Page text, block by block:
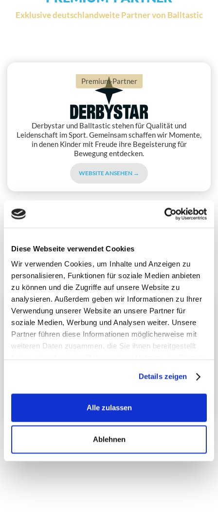
Diese Webseite verwendet Cookies
Wir verwenden Cookies, um Inhalte und Anzeigen zu
personalisieren, Funktionen für soziale Medien anbieten
zu können und die Zugriffe auf unsere Website zu
analysieren. Außerdem geben wir Informationen zu Ihrer
Verwendung unserer Website an unsere Partner für
soziale Medien, Werbung und Analysen weiter. Unsere
Partner führen diese Informationen möglicherweise mit
weiteren Daten zusammen, die Sie ihnen bereitgestellt
Details zeigen
Alle zulassen
Ablehnen
Exklusive deutschlandweite Partner von Balltastic
Premium-Partner
Derbystar und Balltastic stehen für Qualität und
Leidenschaft im Sport. Gemeinsam schaffen wir Momente,
in denen Kinder mit Freude ihre Begeisterung für
Bewegung entdecken.
WEBSITE ANSEHEN →
Partnerschaften in Köln
Lokal-Partner Köln
unterstützt Unternehmen dabei, kreative Strategien zu
WEBSITE ANSEHEN →